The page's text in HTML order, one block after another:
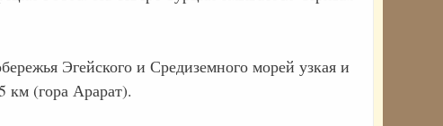
Эгейского и Средиземного морей узкая и
км (гора Арарат).